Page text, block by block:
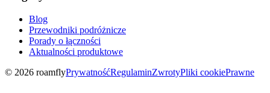
Blog
Przewodniki podróżnicze
Porady o łączności
Aktualności produktowe
© 2026 roamflyPrywatnośćRegulaminZwrotyPliki cookiePrawne